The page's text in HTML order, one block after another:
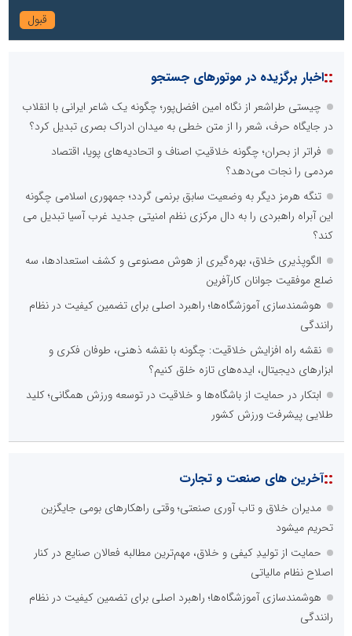
::اخبار برگزیده در موتورهای جستجو
چیستی طراشعر از نگاه امین افضل‌پور؛ چگونه یک شاعر ایرانی با انقلاب
در جایگاه حرف، شعر را از متن خطی به میدان ادراک بصری تبدیل کرد؟
فراتر از بحران؛ چگونه خلاقیتِ اصناف و اتحادیه‌های پویا، اقتصاد
مردمی را نجات می‌دهد؟
تنگه هرمز دیگر به وضعیت سابق برنمی گردد؛ جمهوری اسلامی چگونه
این آبراه راهبردی را به دال مرکزی نظم امنیتی جدید غرب آسیا تبدیل می
کند؟
الگوپذیری خلاق، بهره‌گیری از هوش مصنوعی و کشف استعدادها، سه
ضلع موفقیت جوانان کارآفرین
هوشمندسازی آموزشگاه‌ها؛ راهبرد اصلی برای تضمین کیفیت در نظام
رانندگی
نقشه راه افزایش خلاقیت: چگونه با نقشه ذهنی، طوفان فکری و
ابزارهای دیجیتال، ایده‌های تازه خلق کنیم؟
ابتکار در حمایت از باشگاه‌ها و خلاقیت در توسعه ورزش همگانی؛ کلید
طلایی پیشرفت ورزش کشور
::آخرین های صنعت و تجارت
مدیران خلاق و تاب آوری صنعتی؛ وقتی راهکارهای بومی جایگزین
تحریم میشود
حمایت از تولیدِ کیفی و خلاق، مهم‌ترین مطالبه فعالان صنایع در کنار
اصلاح نظام مالیاتی
هوشمندسازی آموزشگاه‌ها؛ راهبرد اصلی برای تضمین کیفیت در نظام
رانندگی